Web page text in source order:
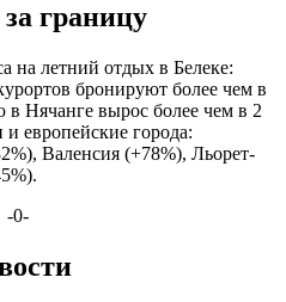
границу
на летний отдых в Белеке:
бронируют более чем в
Нячанге вырос более чем в 2
и европейские города:
Валенсия (+78%), Льорет-
-0-